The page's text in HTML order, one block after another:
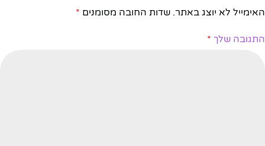
האימייל לא יוצג באתר. שדות החובה מסומנים *
התגובה שלך *